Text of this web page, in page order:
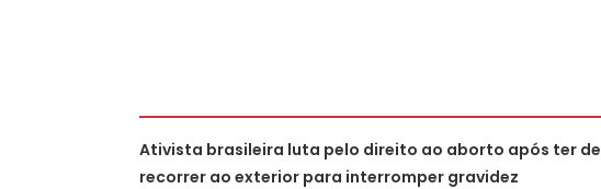
Ativista brasileira luta pelo direito ao aborto após ter de
recorrer ao exterior para interromper gravidez